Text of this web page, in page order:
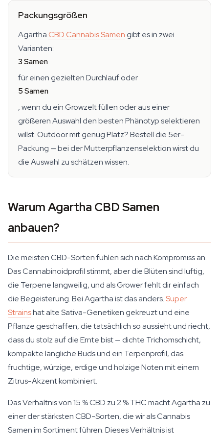
Packungsgrößen
AgarthaCBD Cannabis Samen gibt es in zwei
Varianten:
3 Samen
für einen gezielten Durchlauf oder
5 Samen
, wenn du ein Growzelt füllen oder aus einer
größeren Auswahl den besten Phänotyp selektieren
willst. Outdoor mit genug Platz? Bestell die 5er-
Packung — bei der Mutterpflanzenselektion wirst du
die Auswahl zu schätzen wissen.
Warum Agartha CBD Samen
anbauen?
Die meisten CBD-Sorten fühlen sich nach Kompromiss an.
Das Cannabinoidprofil stimmt, aber die Blüten sind luftig,
die Terpene langweilig, und als Grower fehlt dir einfach
die Begeisterung. Bei Agartha ist das anders.Super
Strainshat alte Sativa-Genetiken gekreuzt und eine
Pflanze geschaffen, die tatsächlich so aussieht und riecht,
dass du stolz auf die Ernte bist — dichte Trichomschicht,
kompakte längliche Buds und ein Terpenprofil, das
fruchtige, würzige, erdige und holzige Noten mit einem
Zitrus-Akzent kombiniert.
Das Verhältnis von 15 % CBD zu 2 % THC macht Agartha zu
einer der stärksten CBD-Sorten, die wir als Cannabis
Samen im Sortiment führen. Dieses Verhältnis ist